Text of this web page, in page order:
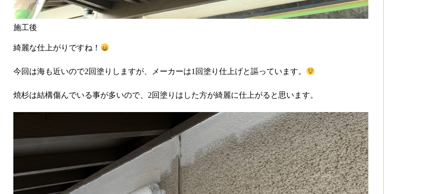
施工後
綺麗な仕上がりですね！
今回は海も近いので2回塗りしますが、メーカーは1回塗り仕上げと謳っています。
焼杉は結構傷んでいる事が多いので、2回塗りはした方が綺麗に仕上がると思います。